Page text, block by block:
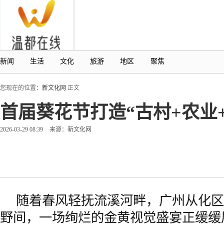
新闻 生活 文化 旅游 地区 聚焦
您现在的位置： 新文化网 正文
首届葵花节打造“古村+农
2026-03-29 08:39 来源：新文化网
随着春风轻抚流溪河畔，广州从化
野间，一场绚烂的金黄视觉盛宴正缓